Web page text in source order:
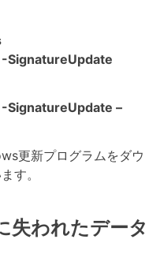
SignatureUpdate
SignatureUpdate –
更新プログラムをダウ
す。
失われたデータ